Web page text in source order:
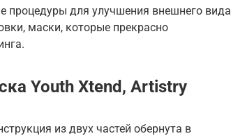
процедуры для улучшения внешнего вида
маски, которые прекрасно
Youth Xtend, Artistry
из двух частей обернута в